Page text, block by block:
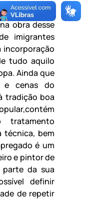
Clóvis
obra desse
imigrantes
incorporação
tudo aquilo
Ainda que
e cenas do
tradição boa
tratamento
técnica, bem
é um
e pintor de
parte da sua
definir
de repetir